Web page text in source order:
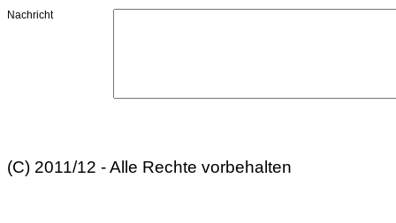
Nachricht
(C) 2011/12 - Alle Rechte vorbehalten